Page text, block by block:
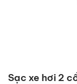
Sạc xe hơi 2